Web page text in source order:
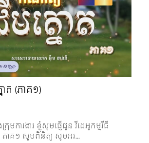
ត (ភាគ១)​
ការងារ ខ្ញុំសូមផ្ញើជូន វីដេអូកម្មវីធី
ភាគ១ សូមពិនិត្យ សូមអរ...